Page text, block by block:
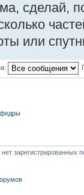
сделай,
или
зарегистрированных